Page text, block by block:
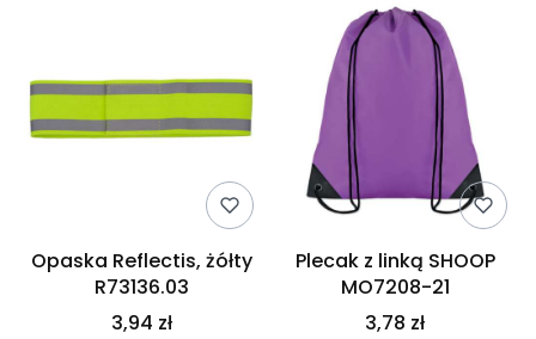
Opaska Reflectis, żółty
R73136.03
3,94 zł
Plecak z linką SHOOP
MO7208-21
3,78 zł